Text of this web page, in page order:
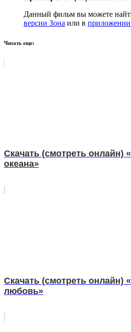
Данный фильм вы можете
версии Зона или в приложении
Читать еще:
Скачать (смотреть онлайн)
океана»
Скачать (смотреть онлайн)
любовь»